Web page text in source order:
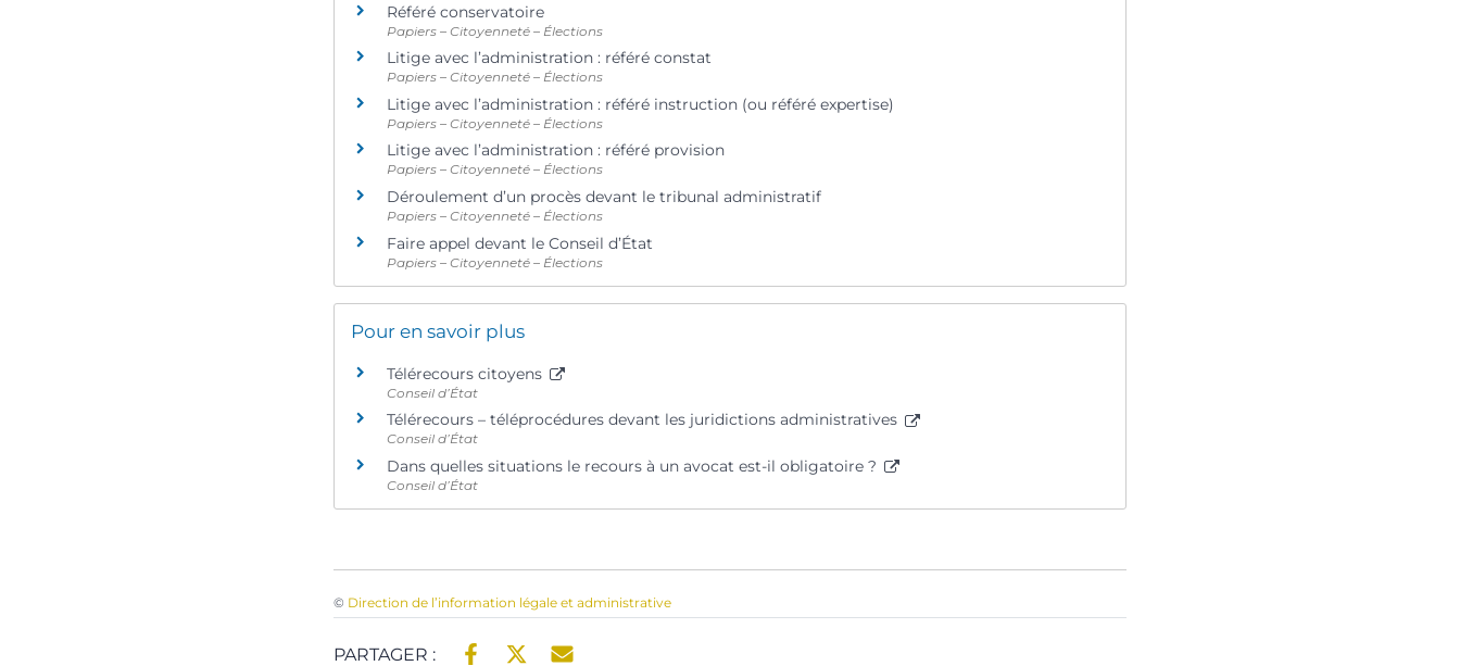
Référé conservatoire
Papiers – Citoyenneté – Élections
Litige avec l’administration : référé constat
Papiers – Citoyenneté – Élections
Litige avec l’administration : référé instruction (ou référé expertise)
Papiers – Citoyenneté – Élections
Litige avec l’administration : référé provision
Papiers – Citoyenneté – Élections
Déroulement d’un procès devant le tribunal administratif
Papiers – Citoyenneté – Élections
Faire appel devant le Conseil d’État
Papiers – Citoyenneté – Élections
Pour en savoir plus
Télérecours citoyens
Conseil d’État
Télérecours – téléprocédures devant les juridictions administratives
Conseil d’État
Dans quelles situations le recours à un avocat est-il obligatoire ?
Conseil d’État
© Direction de l’information légale et administrative
PARTAGER :